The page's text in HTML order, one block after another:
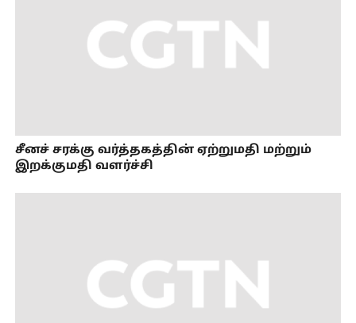
சீனச் சரக்கு வர்த்தகத்தின் ஏற்றுமதி மற்றும்
இறக்குமதி வளர்ச்சி